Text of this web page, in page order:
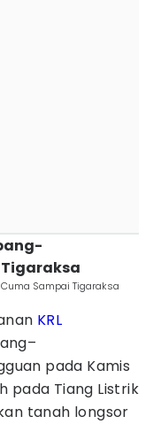
Sampai Tigaraksa
KRL
pada Kamis
pada Tiang Listrik
tanah longsor